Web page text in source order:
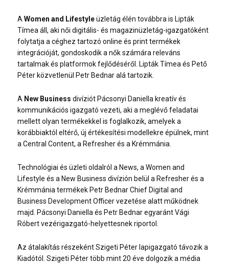
A Women and Lifestyleüzletág élén továbbra is Lipták
Tímea áll, aki női digitális- és magazinüzletág-igazgatóként
folytatja a céghez tartozó online és print termékek
integrációját, gondoskodik a nők számára releváns
tartalmak és platformok fejlődéséről. Lipták Tímea és Pető
Péter közvetlenül Petr Bednar alá tartozik.
A New Business divíziót Pácsonyi Daniella kreatív és
kommunikációs igazgató vezeti, aki a meglévő feladatai
mellett olyan termékekkel is foglalkozik, amelyek a
korábbiaktól eltérő, új értékesítési modellekre épülnek, mint
a Central Content, a Refresher és a Krémmánia.
Technológiai és üzleti oldalról a News, a Women and
Lifestyle és a New Business divízión belül a Refresher és a
Krémmánia termékek Petr Bednar Chief Digital and
Business Development Officer vezetése alatt működnek
majd. Pácsonyi Daniella és Petr Bednar egyaránt Vági
Róbert vezérigazgató-helyettesnek riportol.
Az átalakítás részeként Szigeti Péter lapigazgató távozik a
Kiadótól. Szigeti Péter több mint 20 éve dolgozik a média